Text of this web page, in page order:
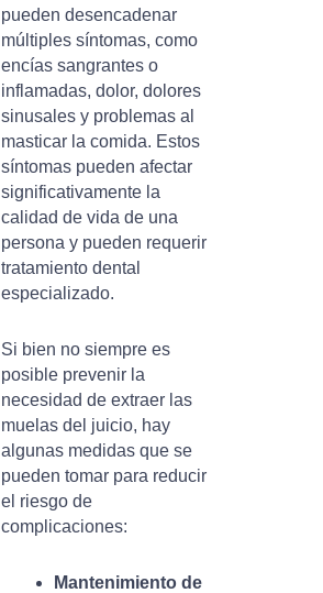
pueden desencadenar
múltiples síntomas, como
encías sangrantes o
inflamadas, dolor, dolores
sinusales y problemas al
masticar la comida. Estos
síntomas pueden afectar
significativamente la
calidad de vida de una
persona y pueden requerir
tratamiento dental
especializado.
Si bien no siempre es
posible prevenir la
necesidad de extraer las
muelas del juicio, hay
algunas medidas que se
pueden tomar para reducir
el riesgo de
complicaciones:
Mantenimiento de